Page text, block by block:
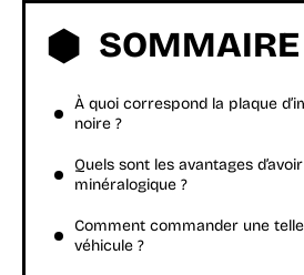
SOMMAIRE
À quoi correspond la plaque
noire ?
Quels sont les avantages
minéralogique ?
Comment commander une
véhicule ?